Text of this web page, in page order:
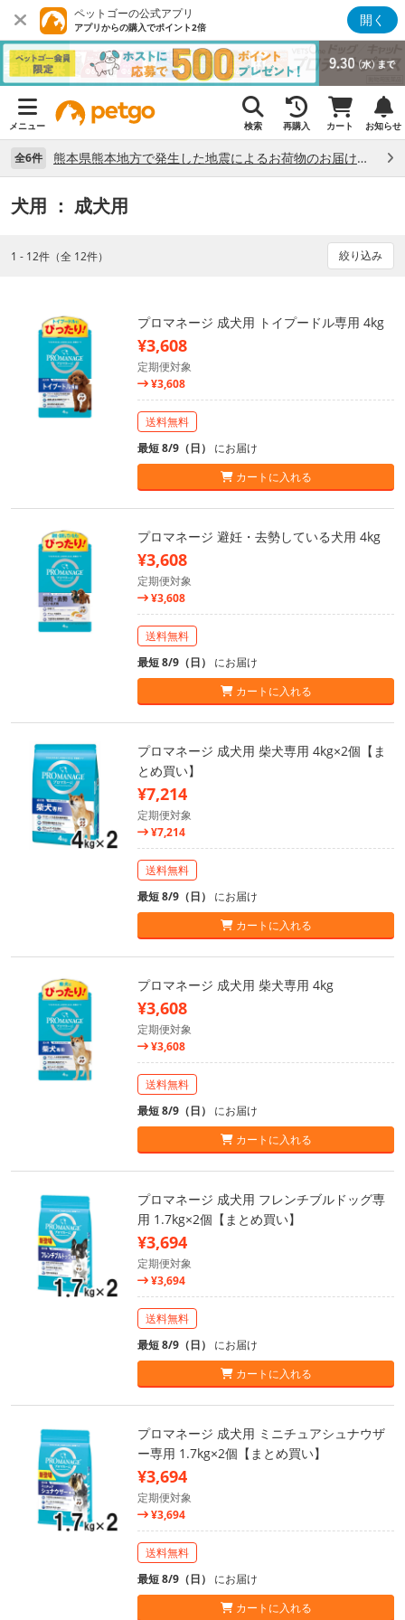
ペットゴーの公式アプリ
アプリからの購入でポイント2倍 開く
メニュー 検索 再購入 カート お知らせ
全6件 熊本県熊本地方で発生した地震によるお荷物のお届け状況について （7/28）
犬用 ： 成犬用
1 - 12件（全 12件） 絞り込み
プロマネージ 成犬用 トイプードル専用 4kg
¥3,608
定期便対象
¥3,608
送料無料
最短 8/9（日） にお届け
カートに入れる
プロマネージ 避妊・去勢している犬用 4kg
¥3,608
定期便対象
¥3,608
送料無料
最短 8/9（日） にお届け
カートに入れる
プロマネージ 成犬用 柴犬専用 4kg×2個【ま
とめ買い】
¥7,214
定期便対象
¥7,214
送料無料
最短 8/9（日） にお届け
カートに入れる
プロマネージ 成犬用 柴犬専用 4kg
¥3,608
定期便対象
¥3,608
送料無料
最短 8/9（日） にお届け
カートに入れる
プロマネージ 成犬用 フレンチブルドッグ専
用 1.7kg×2個【まとめ買い】
¥3,694
定期便対象
¥3,694
送料無料
最短 8/9（日） にお届け
カートに入れる
プロマネージ 成犬用 ミニチュアシュナウザ
ー専用 1.7kg×2個【まとめ買い】
¥3,694
定期便対象
¥3,694
送料無料
最短 8/9（日） にお届け
カートに入れる